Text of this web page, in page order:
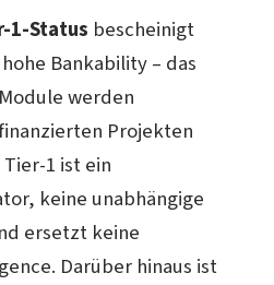
1-Status bescheinigt
Bankability – das
werden
Projekten
1 ist ein
keine unabhängige
ersetzt keine
Darüber hinaus ist